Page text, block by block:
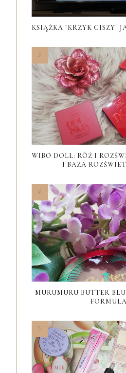
KSIĄŻKA "KRZYK CISZY"
WIBO DOLL: RÓŻ I
I BAZA
MURUMURU BUTTER
FORMULA